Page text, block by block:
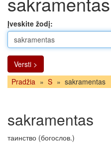
Įveskite žodį:
Versti >
Pradžia » S » sakramentas
sakramentas
таинство (богослов.)